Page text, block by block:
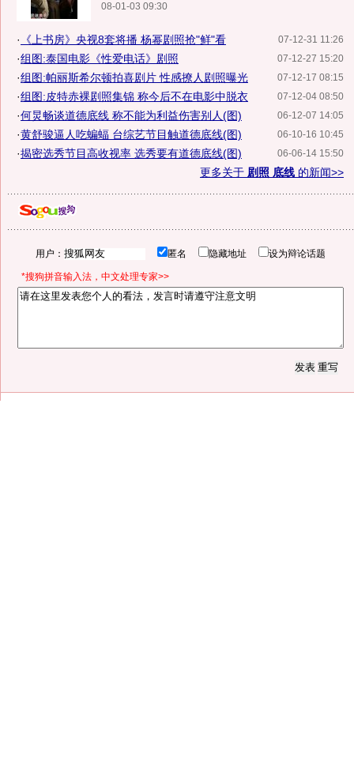
08-01-03 09:30
07-12-31 11:26
· 《上书房》央视8套将播 杨幂剧照抢"鲜"看
07-12-27 15:20
·组图:泰国电影《性爱电话》剧照
07-12-17 08:15
·组图:帕丽斯希尔顿拍喜剧片 性感撩人剧照曝光
07-12-04 08:50
·组图:皮特赤裸剧照集锦 称今后不在电影中脱衣
06-12-07 14:05
·何炅畅谈道德底线 称不能为利益伤害别人(图)
06-10-16 10:45
·黄舒骏逼人吃蝙蝠 台综艺节目触道德底线(图)
06-06-14 15:50
·揭密选秀节目高收视率 选秀要有道德底线(图)
更多关于 剧照 底线 的新闻>>
用户： 匿名 隐藏地址 设为辩论话题
*搜狗拼音输入法，中文处理专家>>